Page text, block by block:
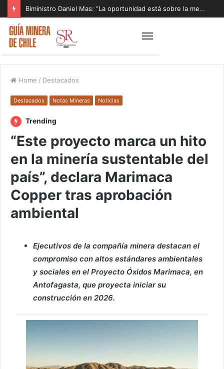
Biministro Daniel Mas: “La oportunidad está sobre la mesa y tenemos que aprovecharla”
Home / Destacados
Destacados Notas Mineras Noticias
Trending
“Este proyecto marca un hito
en la minería sustentable del
país”, declara Marimaca
Copper tras aprobación
ambiental
Ejecutivos de la compañía minera destacan el
compromiso con altos estándares ambientales
y sociales en el Proyecto Óxidos Marimaca, en
Antofagasta, que proyecta iniciar su
construcción en 2026.